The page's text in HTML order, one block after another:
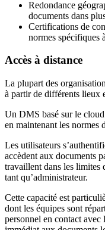
Redondance
documents dans
Certifications de
normes spécifiques
Accès à distance
La plupart des
à partir de différents lieux
Un DMS basé sur le
en maintenant les normes
Les utilisateurs
accèdent aux documents
travaillent dans les limites
tant qu’administrateur.
Cette capacité est
dont les équipes sont
personnel en contact avec